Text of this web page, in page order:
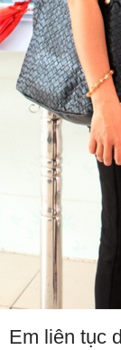
Em liên tục